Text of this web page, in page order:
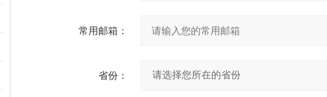
常用邮箱：
省份：